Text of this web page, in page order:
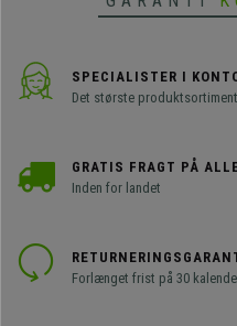
SPECIALISTER I
Det største produktsortiment
GRATIS FRAGT PÅ
Inden for landet
Forlænget frist på 30